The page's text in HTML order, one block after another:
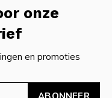
onze
en promoties